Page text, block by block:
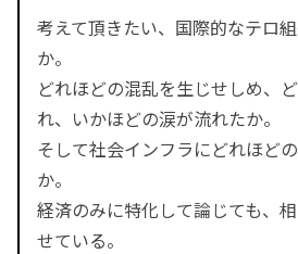
考えて頂きたい、国際的なテロ
か。
どれほどの混乱を生じせしめ、
れ、いかほどの涙が流れたか。
そして社会インフラにどれほど
か。
経済のみに特化して論じても、
せている。